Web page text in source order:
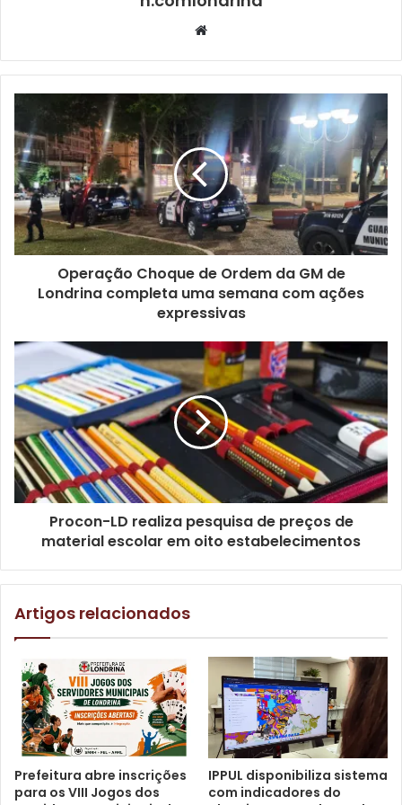
a vitória fora de casa foi difícil, dada a qualidade do
adversário e, segundo ele, problemas na arbitragem. “Nós
abalaram, mas as atletas foram muito guerreiras, na
concepção da palavra, porque jogar lá em Chapecó não é
fácil, mas elas tiveram uma condição tática e mental muito
grande, desempenharam muito bem tudo o que foi
planejado”, contou.
A próxima partida do time está agendada para a próxima
quinta-feira (16), às 19h30, no Ginásio Moringão, contra a
equipe do Ceará. O treinador disse que a expectativa está
alta, ainda mais por jogar em casa, junto da torcida.
“Esperamos fazer, de novo, um bom jogo. Já começamos a
estudar o time adversário, ver quais os pontos fortes e
fracos para treinar em cima disso”, revelou.
Gostei 1
Etiquetas 2025 Chapecó Equipe estreia
feminina
feminino
jogo londrina Londrina Vôlei partida
Superliga B
time
vitória vôlei voleibol
Website
Operação Choque de Ordem da GM de
Londrina completa uma semana com ações
expressivas
Procon-LD realiza pesquisa de preços de
material escolar em oito estabelecimentos
Artigos relacionados
Prefeitura abre inscrições
para os VIII Jogos dos
IPPUL disponibiliza sistema
com indicadores do